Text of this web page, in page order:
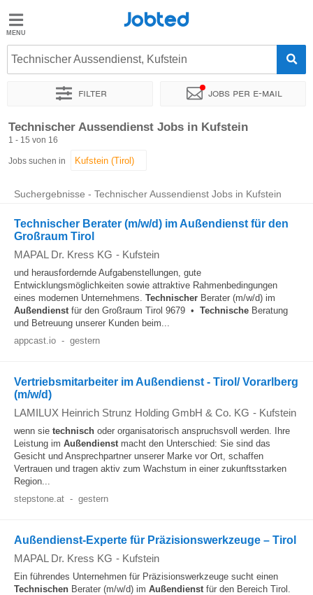
Jobted
Jobs
Jobted
Technischer Aussendienst, Kufstein
Filter Jobs per e-mail
Sortieren nach Genauer Standort Unternehmen
Technischer Aussendienst Jobs in Kufstein
1 - 15 von 16
Jobs suchen in
Suchergebnisse - Technischer Aussendienst Jobs in Kufstein
Technischer Berater (m/w/d) im Außendienst für den
Großraum Tirol
MAPAL Dr. Kress KG - Kufstein
und herausfordernde Aufgabenstellungen, gute
Entwicklungsmöglichkeiten sowie attraktive Rahmenbedingungen
eines modernen Unternehmens. Technischer Berater (m/w/d) im
Außendienstfür den Großraum Tirol 9679 • Technische Beratung
und Betreuung unserer Kunden beim...
appcast.io - gestern
Vertriebsmitarbeiter im Außendienst - Tirol/ Vorarlberg
(m/w/d)
LAMILUX Heinrich Strunz Holding GmbH & Co. KG - Kufstein
wenn sie technisch oder organisatorisch anspruchsvoll werden. Ihre
Leistung im Außendienstmacht den Unterschied: Sie sind das
Gesicht und Ansprechpartner unserer Marke vor Ort, schaffen
Vertrauen und tragen aktiv zum Wachstum in einer zukunftsstarken
Region...
stepstone.at - gestern
Außendienst-Experte für Präzisionswerkzeuge – Tirol
MAPAL Dr. Kress KG - Kufstein
Ein führendes Unternehmen für Präzisionswerkzeuge sucht einen
Technischen Berater (m/w/d) im Außendienstfür den Bereich Tirol.